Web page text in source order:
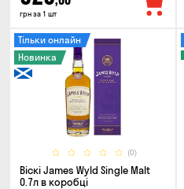
грн за 1 шт
(0)
Тільки онлайн
Новинка
Віскі James Wyld Single Malt
0.7л в коробці